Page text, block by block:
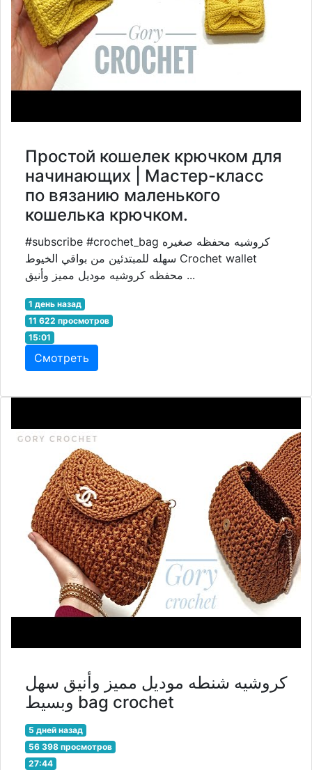
Простой кошелек крючком для
начинающих | Мастер-класс
по вязанию маленького
кошелька крючком.
#subscribe #crochet_bag كروشيه محفظه صغيره
سهله للمبتدئين من بواقي الخيوط Crochet wallet
محفظه كروشيه موديل مميز وأنيق ...
1 день назад
11 622 просмотров
15:01
Смотреть
كروشيه شنطه موديل مميز وأنيق سهل
وبسيط bag crochet
5 дней назад
56 398 просмотров
27:44